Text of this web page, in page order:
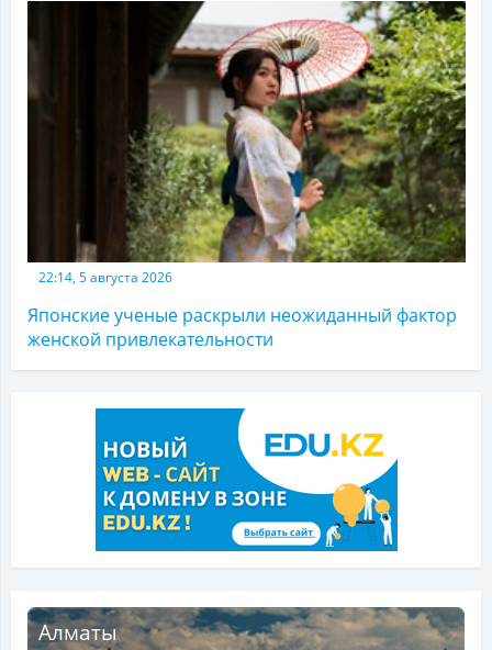
22:14, 5 августа 2026
Японские ученые раскрыли неожиданный фактор
женской привлекательности
Алматы